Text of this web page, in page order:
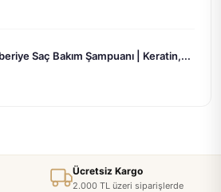
Saç Bakım Şampuanı | Keratin,...
Ücretsiz Kargo
2.000 TL üzeri siparişlerde